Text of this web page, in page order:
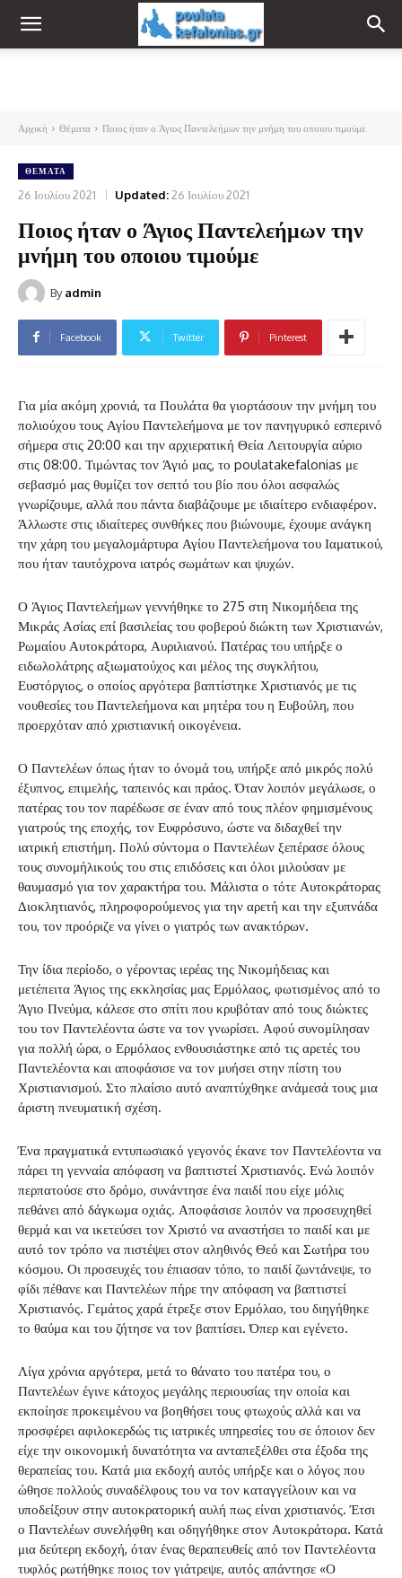
Αρχική Θέματα Ποιος ήταν ο Άγιος Παντελεήμων την μνήμη του οποιου τιμούμε
ΘΈΜΑΤΑ
26 Ιουλίου 2021 Updated:26 Ιουλίου 2021
Ποιος ήταν ο Άγιος Παντελεήμων την
μνήμη του οποιου τιμούμε
By admin
Facebook Twitter Pinterest
Για μία ακόμη χρονιά, τα Πουλάτα θα γιορτάσουν την μνήμη του
πολιούχου τους Αγίου Παντελεήμονα με τον πανηγυρικό εσπερινό
σήμερα στις 20:00 και την αρχιερατική Θεία Λειτουργία αύριο
στις 08:00. Τιμώντας τον Άγιό μας, το poulatakefalonias με
σεβασμό μας θυμίζει τον σεπτό του βίο που όλοι ασφαλώς
γνωρίζουμε, αλλά που πάντα διαβάζουμε με ιδιαίτερο ενδιαφέρον.
Άλλωστε στις ιδιαίτερες συνθήκες που βιώνουμε, έχουμε ανάγκη
την χάρη του μεγαλομάρτυρα Αγίου Παντελεήμονα του Ιαματικού,
που ήταν ταυτόχρονα ιατρός σωμάτων και ψυχών.
Ο Άγιος Παντελεήμων γεννήθηκε το 275 στη Νικομήδεια της
Μικράς Ασίας επί βασιλείας του φοβερού διώκτη των Χριστιανών,
Ρωμαίου Αυτοκράτορα, Αυριλιανού. Πατέρας του υπήρξε ο
ειδωλολάτρης αξιωματούχος και μέλος της συγκλήτου,
Ευστόργιος, ο οποίος αργότερα βαπτίστηκε Χριστιανός με τις
νουθεσίες του Παντελεήμονα και μητέρα του η Ευβούλη, που
προερχόταν από χριστιανική οικογένεια.
Ο Παντελέων όπως ήταν το όνομά του, υπήρξε από μικρός πολύ
έξυπνος, επιμελής, ταπεινός και πράος. Όταν λοιπόν μεγάλωσε, ο
πατέρας του τον παρέδωσε σε έναν από τους πλέον φημισμένους
γιατρούς της εποχής, τον Ευφρόσυνο, ώστε να διδαχθεί την
ιατρική επιστήμη. Πολύ σύντομα ο Παντελέων ξεπέρασε όλους
τους συνομήλικούς του στις επιδόσεις και όλοι μιλούσαν με
θαυμασμό για τον χαρακτήρα του. Μάλιστα ο τότε Αυτοκράτορας
Διοκλητιανός, πληροφορούμενος για την αρετή και την εξυπνάδα
του, τον προόριζε να γίνει ο γιατρός των ανακτόρων.
Την ίδια περίοδο, ο γέροντας ιερέας της Νικομήδειας και
μετέπειτα Άγιος της εκκλησίας μας Ερμόλαος, φωτισμένος από το
Άγιο Πνεύμα, κάλεσε στο σπίτι που κρυβόταν από τους διώκτες
του τον Παντελέοντα ώστε να τον γνωρίσει. Αφού συνομίλησαν
για πολλή ώρα, ο Ερμόλαος ενθουσιάστηκε από τις αρετές του
Παντελέοντα και αποφάσισε να τον μυήσει στην πίστη του
Χριστιανισμού. Στο πλαίσιο αυτό αναπτύχθηκε ανάμεσά τους μια
άριστη πνευματική σχέση.
Ένα πραγματικά εντυπωσιακό γεγονός έκανε τον Παντελέοντα να
πάρει τη γενναία απόφαση να βαπτιστεί Χριστιανός. Ενώ λοιπόν
περπατούσε στο δρόμο, συνάντησε ένα παιδί που είχε μόλις
πεθάνει από δάγκωμα οχιάς. Αποφάσισε λοιπόν να προσευχηθεί
θερμά και να ικετεύσει τον Χριστό να αναστήσει το παιδί και με
αυτό τον τρόπο να πιστέψει στον αληθινός Θεό και Σωτήρα του
κόσμου. Οι προσευχές του έπιασαν τόπο, το παιδί ζωντάνεψε, το
φίδι πέθανε και Παντελέων πήρε την απόφαση να βαπτιστεί
Χριστιανός. Γεμάτος χαρά έτρεξε στον Ερμόλαο, του διηγήθηκε
το θαύμα και του ζήτησε να τον βαπτίσει. Όπερ και εγένετο.
Λίγα χρόνια αργότερα, μετά το θάνατο του πατέρα του, ο
Παντελέων έγινε κάτοχος μεγάλης περιουσίας την οποία και
εκποίησε προκειμένου να βοηθήσει τους φτωχούς αλλά και να
προσφέρει αφιλοκερδώς τις ιατρικές υπηρεσίες του σε όποιον δεν
είχε την οικονομική δυνατότητα να ανταπεξέλθει στα έξοδα της
θεραπείας του. Κατά μια εκδοχή αυτός υπήρξε και ο λόγος που
ώθησε πολλούς συναδέλφους του να τον καταγγείλουν και να
υποδείξουν στην αυτοκρατορική αυλή πως είναι χριστιανός. Έτσι
ο Παντελέων συνελήφθη και οδηγήθηκε στον Αυτοκράτορα. Κατά
μια δεύτερη εκδοχή, όταν ένας θεραπευθείς από τον Παντελέοντα
τυφλός ρωτήθηκε ποιος τον γιάτρεψε, αυτός απάντησε «Ο